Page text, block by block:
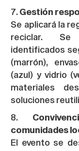
Gestión
Se aplicará la
reciclar. Se
identificados
(marrón),
(azul) y vidrio
materiales
soluciones
comunidades
El evento se